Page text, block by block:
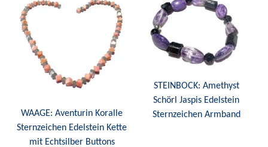
WAAGE: Aventurin Koralle
Sternzeichen Edelstein Kette
mit Echtsilber Buttons
STEINBOCK: Amethyst
Schörl Jaspis Edelstein
Sternzeichen Armband